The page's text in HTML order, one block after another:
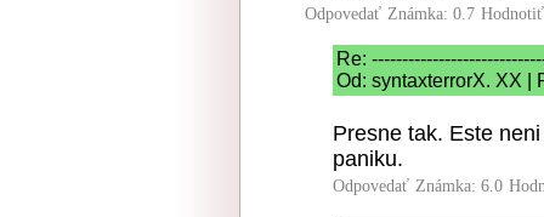
Odpovedať Známka: 0.7
Re:
Od: syntaxterrorX. XX |
Presne tak. Este
paniku.
Odpovedať Známka: 6.0